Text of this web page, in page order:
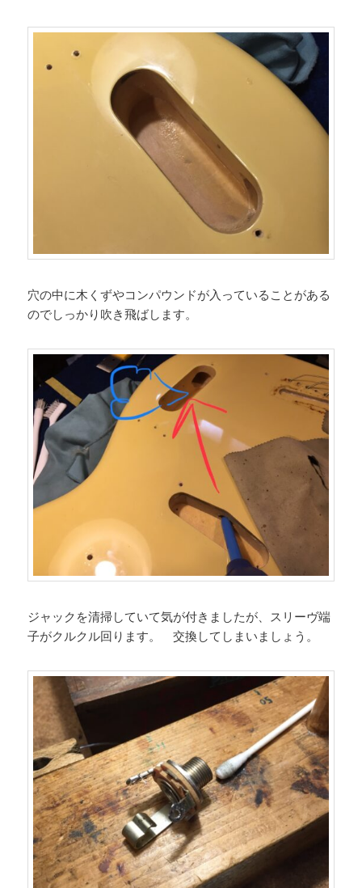
穴の中に木くずやコンパウンドが入っていることがある
のでしっかり吹き飛ばします。
ジャックを清掃していて気が付きましたが、スリーヴ端
子がクルクル回ります。 交換してしまいましょう。